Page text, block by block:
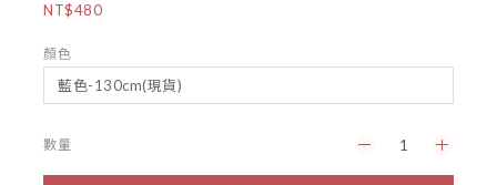
NT$480
顏色
數量